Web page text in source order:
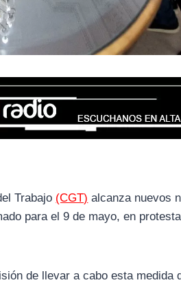
Trabajo (CGT) alcanza nuevos
para el 9 de mayo, en
de llevar a cabo esta medida